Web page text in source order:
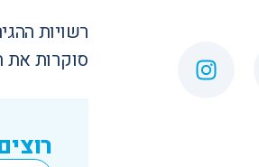
רשויות
סוקרות את